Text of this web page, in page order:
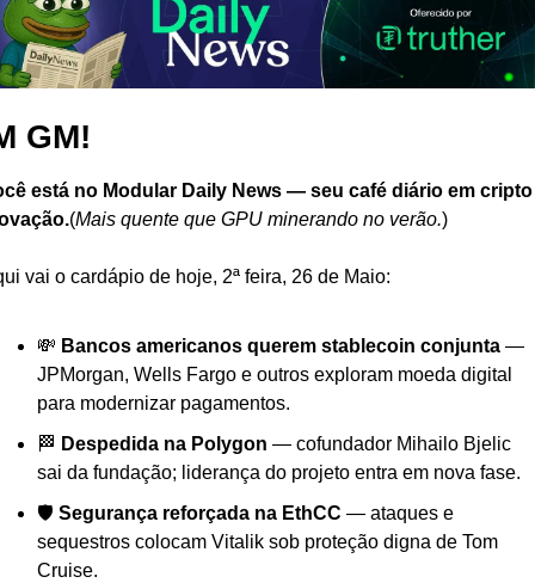
GM!
está no Modular Daily News — seu café diário em cripto
(Mais quente que GPU minerando no verão.)
vai o cardápio de hoje, 2ª feira, 26 de Maio:
💸 Bancos americanos querem stablecoin conjunta —
JPMorgan, Wells Fargo e outros exploram moeda digital
para modernizar pagamentos.
🏁 Despedida na Polygon — cofundador Mihailo Bjelic
sai da fundação; liderança do projeto entra em nova fase.
🛡️ Segurança reforçada na EthCC — ataques e
sequestros colocam Vitalik sob proteção digna de Tom
Cruise.